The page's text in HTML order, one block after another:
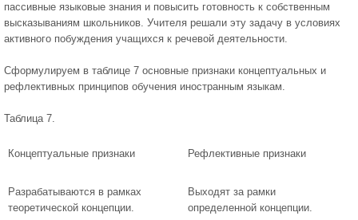
пассивные языковые знания и повысить готовность к собственным
высказываниям школьников. Учителя решали эту задачу в условиях
активного побуждения учащихся к речевой деятельности.
Сформулируем в таблице 7 основные признаки концептуальных и
рефлективных принципов обучения иностранным языкам.
Таблица 7.
Концептуальные признаки Рефлективные признаки
Разрабатываются в рамках
теоретической концепции.
Выходят за рамки
определенной концепции.